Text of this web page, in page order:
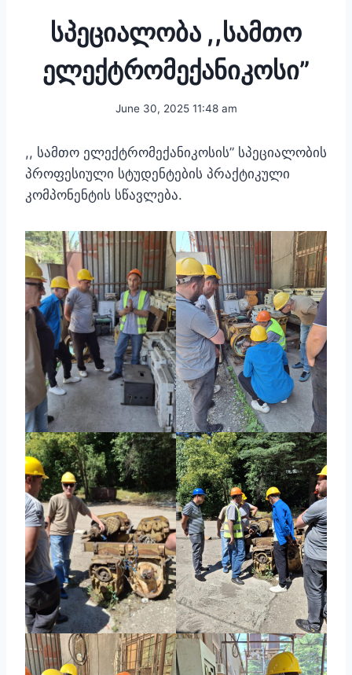
სპეციალობა ,,სამთო
ელექტრომექანიკოსი”
June 30, 2025 11:48 am
,, სამთო ელექტრომექანიკოსის” სპეციალობის
პროფესიული სტუდენტების პრაქტიკული
კომპონენტის სწავლება.